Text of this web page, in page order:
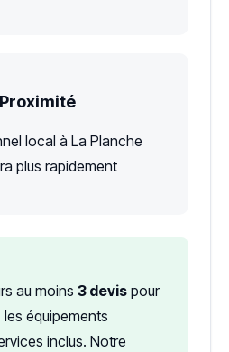
local à La Planche
plus rapidement
au moins 3 devis pour
équipements
inclus. Notre